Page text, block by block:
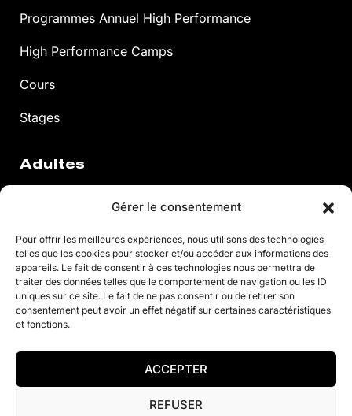
Gérer le consentement
Pour offrir les meilleures expériences, nous utilisons des technologies
telles que les cookies pour stocker et/ou accéder aux informations des
appareils. Le fait de consentir à ces technologies nous permettra de
traiter des données telles que le comportement de navigation ou les ID
uniques sur ce site. Le fait de ne pas consentir ou de retirer son
consentement peut avoir un effet négatif sur certaines caractéristiques
et fonctions.
ACCEPTER
REFUSER
Programmes Annuel High Performance
High Performance Camps
Cours
Stages
Adultes
Cours Annuels
Stages
À la Carte
© 2021 Justine Henin Academy